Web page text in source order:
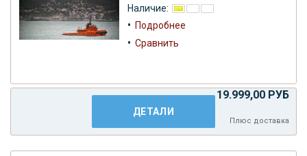
Наличие:
• Подробнее
• Сравнить
19.999,00 РУБ
Плюс доставка
ДЕТАЛИ